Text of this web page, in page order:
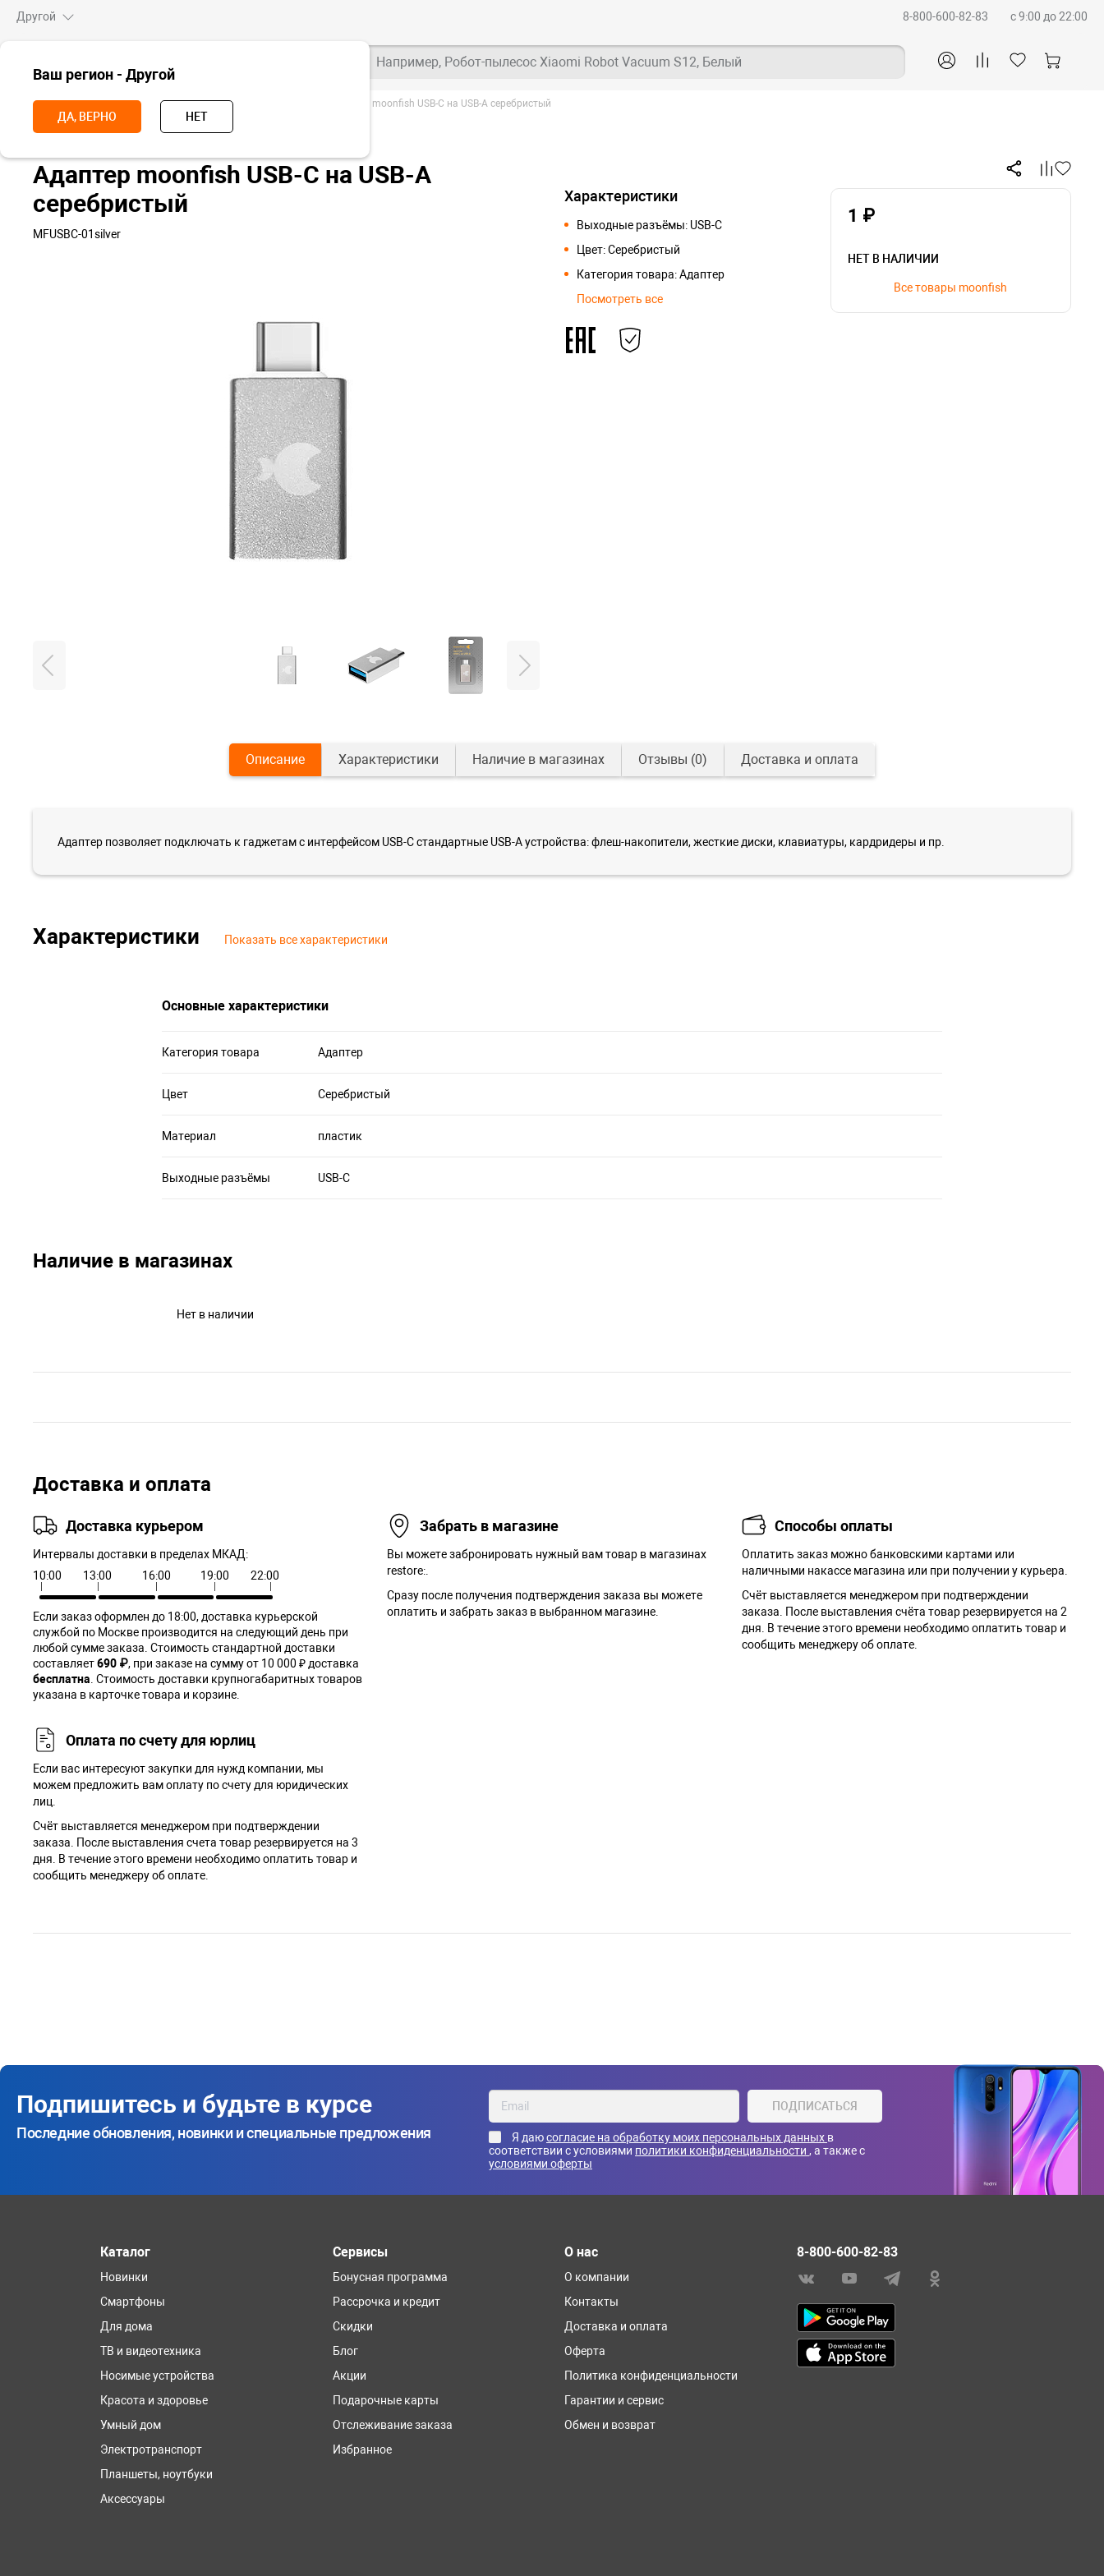
Другой
Ваш регион - Другой
ДА, ВЕРНО НЕТ
8-800-600-82-83 c 9:00 до 22:00
Например, Робот-пылесос Xiaomi Robot Vacuum S12, Белый
Главная Аксессуары Кабели, адаптеры и переходники Адаптер moonfish USB-C на USB-A серебристый
Адаптер moonfish USB-C на USB-A
серебристый
MFUSBC-01silver
Характеристики
Выходные разъёмы: USB-C
Цвет: Серебристый
Категория товара: Адаптер
Посмотреть все
1 ₽
НЕТ В НАЛИЧИИ
Все товары moonfish
Описание Характеристики Наличие в магазинах Отзывы (0) Доставка и оплата
Адаптер позволяет подключать к гаджетам с интерфейсом USB-C стандартные USB-A устройства: флеш-накопители, жесткие диски, клавиатуры, кардридеры и пр.
Характеристики Показать все характеристики
Основные характеристики
Категория товара Адаптер
Цвет Серебристый
Материал пластик
Выходные разъёмы USB-C
Наличие в магазинах
Нет в наличии
Доставка и оплата
Доставка курьером
Интервалы доставки в пределах МКАД:
10:00
13:00 16:00 19:00 22:00
Если заказ оформлен до 18:00, доставка курьерской
службой по Москве производится на следующий день при
любой сумме заказа. Cтоимость стандартной доставки
составляет690 ₽, при заказе на сумму от 10 000 ₽ доставка
бесплатна . Стоимость доставки крупногабаритных товаров
указана в карточке товара и корзине.
Забрать в магазине
Вы можете забронировать нужный вам товар в магазинах
restore:.
Сразу после получения подтверждения заказа вы можете
оплатить и забрать заказ в выбранном магазине.
Способы оплаты
Оплатить заказ можно банковскими картами или
наличными накассе магазина или при получении у курьера.
Cчёт выставляется менеджером при подтверждении
заказа. После выставления счёта товар резервируется на 2
дня. В течение этого времени необходимо оплатить товар и
сообщить менеджеру об оплате.
Оплата по счету для юрлиц
Если вас интересуют закупки для нужд компании, мы
можем предложить вам оплату по счету для юридических
лиц.
Счёт выставляется менеджером при подтверждении
заказа. После выставления счета товар резервируется на 3
дня. В течение этого времени необходимо оплатить товар и
сообщить менеджеру об оплате.
Подпишитесь и будьте в курсе
Последние обновления, новинки и специальные предложения
ПОДПИСАТЬСЯ
Я даюсогласие на обработку моих персональных данных в
соответствии с условиями политики конфиденциальности , а также с
условиями оферты
Каталог
Новинки
Смартфоны
Для дома
ТВ и видеотехника
Носимые устройства
Красота и здоровье
Умный дом
Электротранспорт
Планшеты, ноутбуки
Аксессуары
Сервисы
Бонусная программа
Рассрочка и кредит
Скидки
Блог
Акции
Подарочные карты
Отслеживание заказа
Избранное
О нас
О компании
Контакты
Доставка и оплата
Оферта
Политика конфиденциальности
Гарантии и сервис
Обмен и возврат
8-800-600-82-83